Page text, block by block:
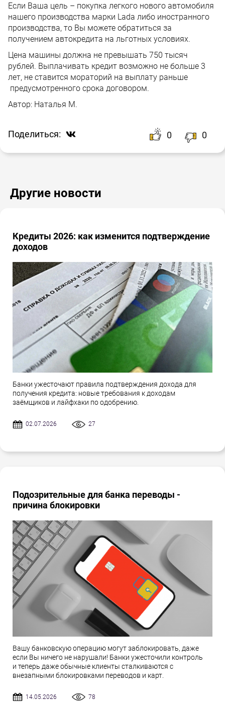
Если Ваша цель – покупка легкого нового автомобиля
нашего производства марки Lada либо иностранного
производства, то Вы можете обратиться за
получением автокредита на льготных условиях.
Цена машины должна не превышать 750 тысяч
рублей. Выплачивать кредит возможно не больше 3
лет, не ставится мораторий на выплату раньше
предусмотренного срока договором.
Автор: Наталья М.
Поделиться: 0 0
Другие новости
Кредиты 2026: как изменится подтверждение
доходов
Банки ужесточают правила подтверждения дохода для
получения кредита: новые требования к доходам
заёмщиков и лайфхаки по одобрению.
02.07.2026 27
Подозрительные для банка переводы -
причина блокировки
Вашу банковскую операцию могут заблокировать, даже
если Вы ничего не нарушали! Банки ужесточили контроль
и теперь даже обычные клиенты сталкиваются с
внезапными блокировками переводов и карт.
14.05.2026 78